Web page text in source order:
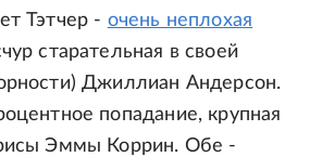
Тэтчер - очень неплохая
старательная в своей
Джиллиан Андерсон.
попадание, крупная
Эммы Коррин. Обе -